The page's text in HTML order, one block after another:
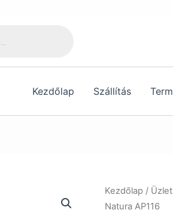
Kezdőlap Szállítás
Kezdőlap / Üzlet
Natura AP116